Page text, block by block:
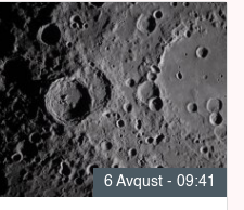
6 Avqust - 09:41